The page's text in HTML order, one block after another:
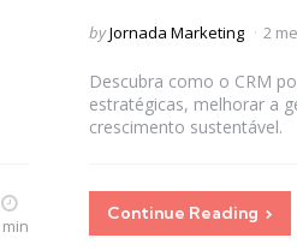
Posted
byJornada Marketing 2
Descubra como o CRM
estratégicas, melhorar a
crescimento sustentável.
Continue Reading